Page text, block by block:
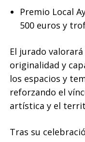
Premio Local
500 euros y
El jurado
originalidad y
los espacios y
reforzando el
artística y el
Tras su